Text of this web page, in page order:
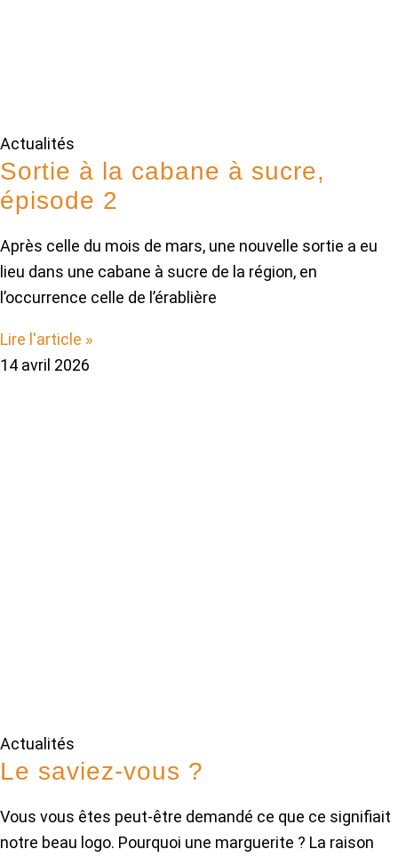
Actualités
Sortie à la cabane à sucre,
épisode 2
Après celle du mois de mars, une nouvelle sortie a eu
lieu dans une cabane à sucre de la région, en
l’occurrence celle de l’érablière
Lire l'article »
14 avril 2026
Actualités
Le saviez-vous ?
Vous vous êtes peut-être demandé ce que ce signifiait
notre beau logo. Pourquoi une marguerite ? La raison